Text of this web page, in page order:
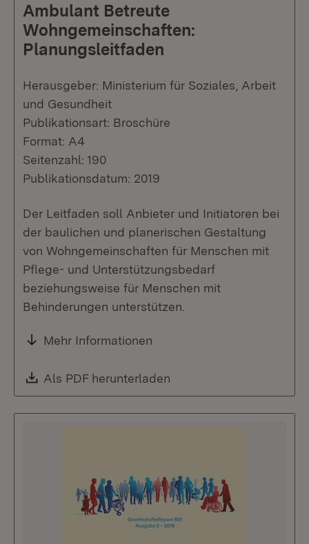
Ambulant Betreute
Wohngemeinschaften:
Planungsleitfaden
Herausgeber: Ministerium für Soziales, Arbeit
und Gesundheit
Publikationsart: Broschüre
Format: A4
Seitenzahl: 190
Publikationsdatum: 2019
Der Leitfaden soll Anbieter und Initiatoren bei
der baulichen und planerischen Gestaltung
von Wohngemeinschaften für Menschen mit
Pflege- und Unterstützungsbedarf
beziehungsweise für Menschen mit
Behinderungen unterstützen.
Mehr Informationen
Download:
Als PDF herunterladen